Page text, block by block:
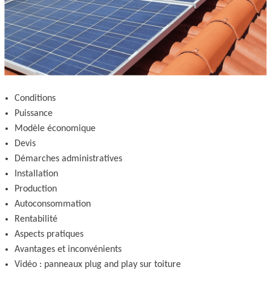
Conditions
Puissance
Modèle économique
Devis
Démarches administratives
Installation
Production
Autoconsommation
Rentabilité
Aspects pratiques
Avantages et inconvénients
Vidéo : panneaux plug and play sur toiture